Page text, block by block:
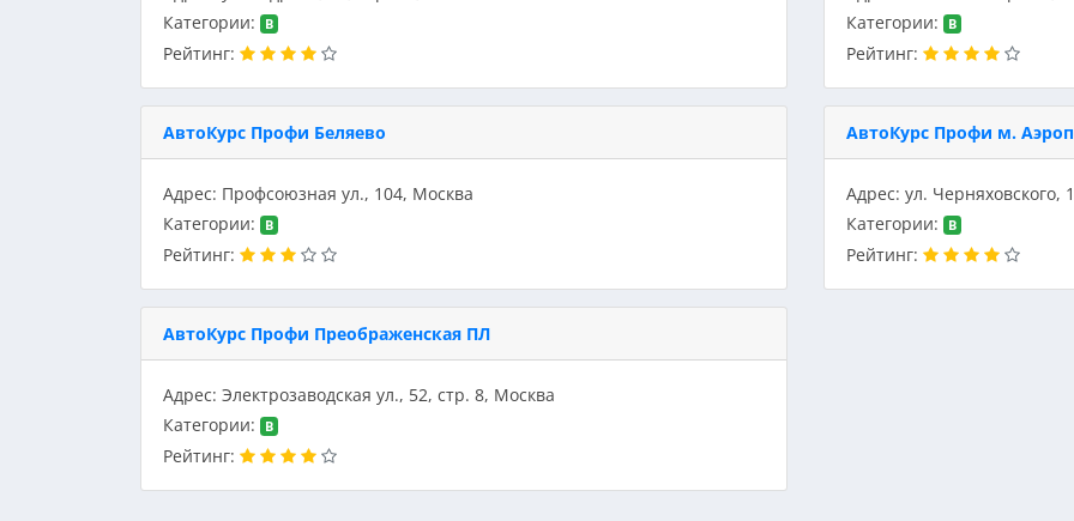
Категории:
B
Рейтинг:
Категории:
B
Рейтинг:
АвтоКурс Профи Беляево
Адрес: Профсоюзная ул., 104, Москва
Категории:
B
Рейтинг:
АвтоКурс Профи м.
Адрес: ул. Черняховского,
Категории:
B
Рейтинг:
АвтоКурс Профи Преображенская ПЛ
Адрес: Электрозаводская ул., 52, стр. 8, Москва
Категории:
B
Рейтинг: